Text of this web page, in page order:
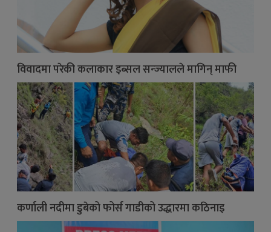
विवादमा परेकी कलाकार इब्सल सन्ज्यालले मागिन् माफी
कर्णाली नदीमा डुबेको फोर्स गाडीको उद्धारमा कठिनाइ